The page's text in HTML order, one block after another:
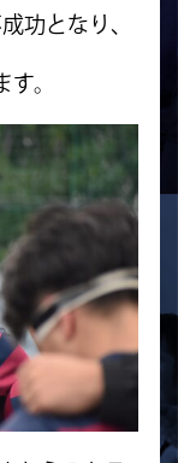
功となり、
。